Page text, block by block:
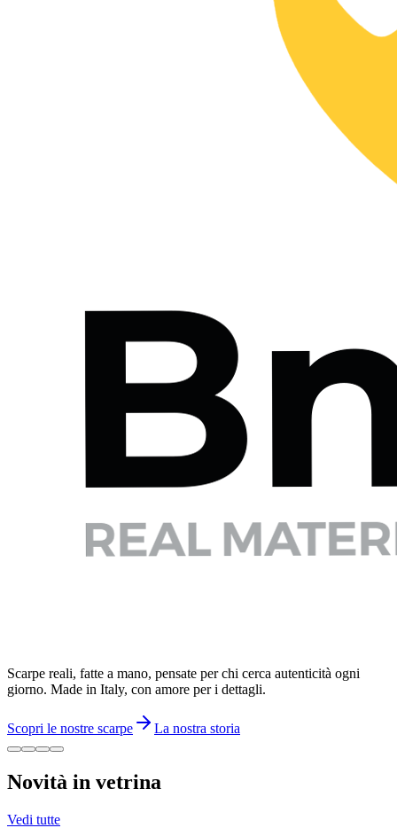
Scarpe reali, fatte a mano, pensate per chi cerca autenticità ogni
giorno. Made in Italy, con amore per i dettagli.
Scopri le nostre scarpe La nostra storia
Novità in vetrina
Vedi tutte